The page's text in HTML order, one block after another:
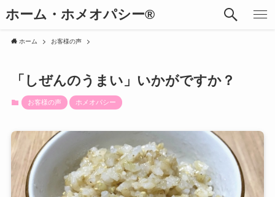
ホーム・ホメオパシー®︎
ホーム お客様の声
「しぜんのうまい」いかがですか？
お客様の声 ホメオパシー